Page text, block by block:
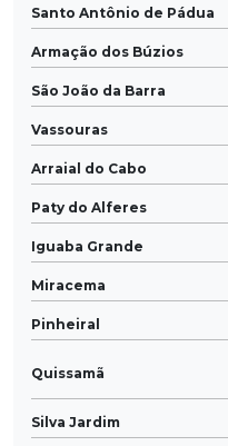
Santo Antônio de Pádua
Armação dos Búzios
São João da Barra
Vassouras
Arraial do Cabo
Paty do Alferes
Iguaba Grande
Miracema
Pinheiral
Quissamã
Silva Jardim